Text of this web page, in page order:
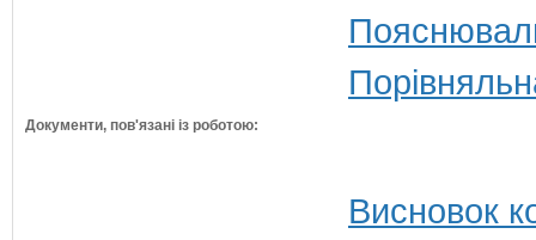
Документи, пов'язані із роботою:
Висновок